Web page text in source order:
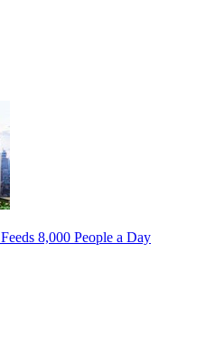
8,000 People a Day